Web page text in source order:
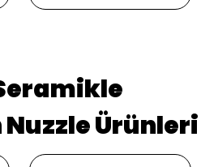
Ürünleri